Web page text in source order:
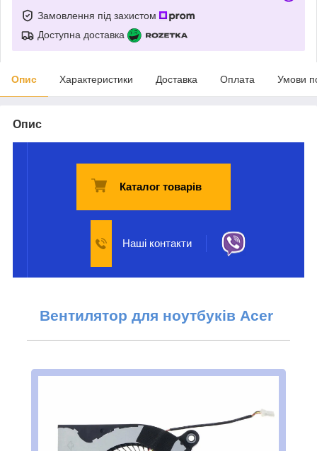
Замовлення під захистом
Доступна доставка
Опис Характеристики Доставка Оплата Умови
Опис
Каталог товарів
Наші контакти
Вентилятор для ноутбуків Acer